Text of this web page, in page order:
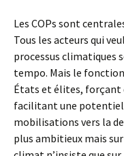
Les COPs sont
Tous les acteurs qui
processus climatiques
tempo. Mais le
États et élites, forçant
facilitant une
mobilisations vers la
plus ambitieux mais